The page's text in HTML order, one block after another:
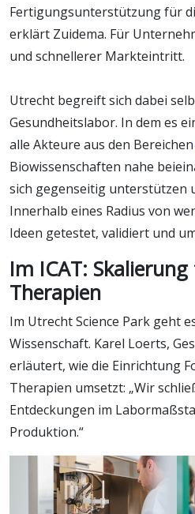
Fertigungsunterstützung für
erklärt Zuidema. Für
und schnellerer Markteintritt.
Utrecht begreift sich dabei
Gesundheitslabor. In dem es
alle Akteure aus den Bereichen
Biowissenschaften nahe
sich gegenseitig unterstützen
Innerhalb eines Radius von
Ideen getestet, validiert und
Im ICAT:
Therapien
Im Utrecht Science Park geht
Wissenschaft. Karel Loerts,
erläutert, wie die Einrichtung
Therapien umsetzt: „Wir
Entdeckungen im
Produktion.“